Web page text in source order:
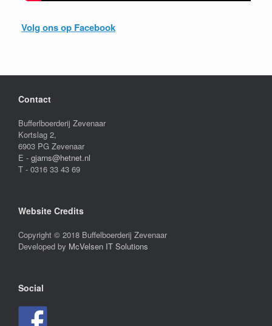
Volg ons op Facebook
Contact
Bufferlboerderij Zevenaar
Kortslag 2,
6903 PG Zevenaar
E - gjarns@hetnet.nl
T - 0316 33 43 69
Website Credits
Copyright © 2018 Buffelboerderij Zevenaar
Developed by McVelsen IT Solutions
Social